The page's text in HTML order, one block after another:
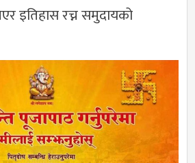
इतिहास रच्न समुदायको